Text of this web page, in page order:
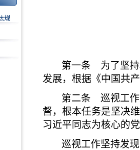
规
第一条 为了坚持
发展，根据《中国共
第二条 巡视工作
督，根本任务是坚决
习近平同志为核心的
巡视工作坚持发